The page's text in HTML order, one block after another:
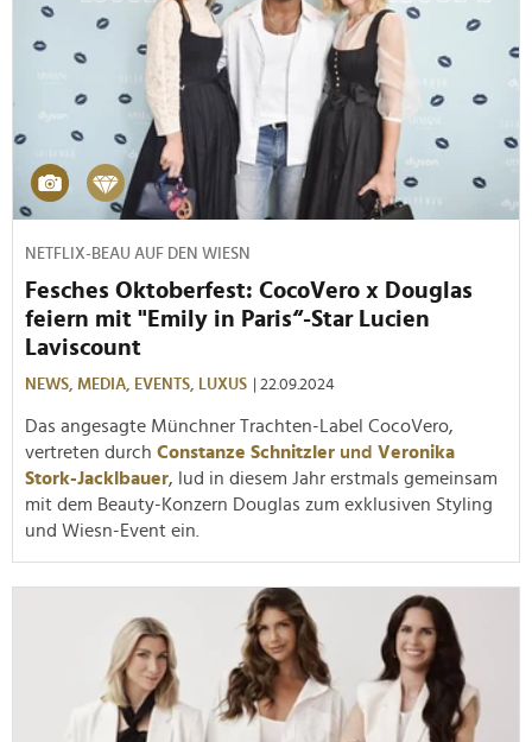
NETFLIX-BEAU AUF DEN WIESN
Fesches Oktoberfest: CocoVero x Douglas
feiern mit "Emily in Paris“-Star Lucien
Laviscount
NEWS, MEDIA, EVENTS, LUXUS | 22.09.2024
Das angesagte Münchner Trachten-Label CocoVero,
vertreten durch Constanze Schnitzler und Veronika
Stork-Jacklbauer, lud in diesem Jahr erstmals gemeinsam
mit dem Beauty-Konzern Douglas zum exklusiven Styling
und Wiesn-Event ein.